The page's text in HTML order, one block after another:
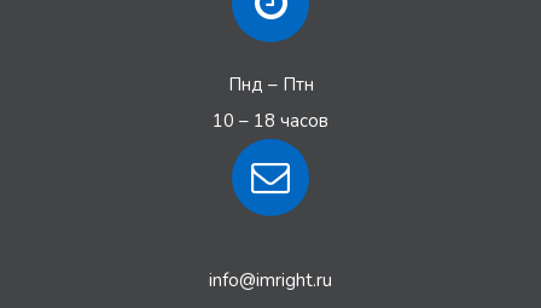
Пнд – Птн
10 – 18 часов
info@imright.ru